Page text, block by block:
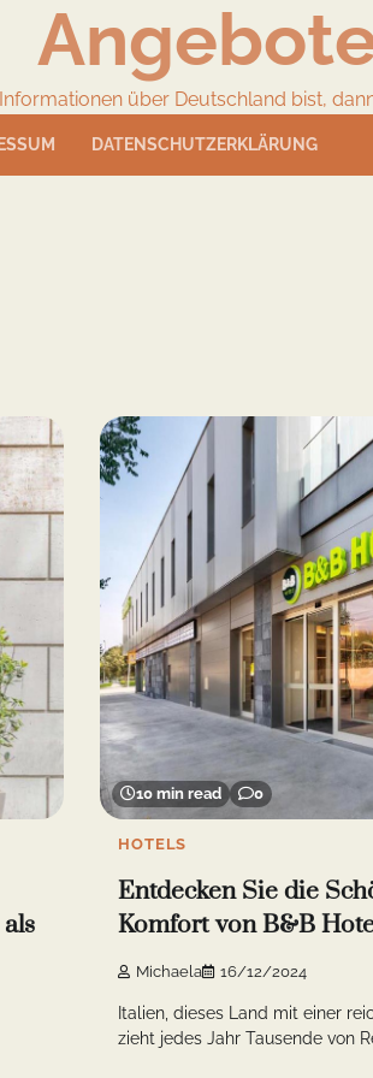
über Deutschland bist,
DATENSCHUTZERKLÄRUNG
10 min read 0
HOTELS
Entdecken Sie die
Komfort von B&B
Michaela 16/12/2024
Italien, dieses Land mit einer
zieht jedes Jahr Tausende von